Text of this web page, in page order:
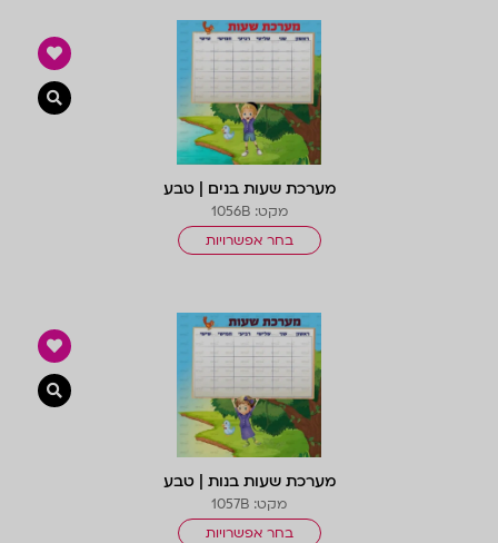
מערכת שעות בנים | טבע
מקט: 1056B
בחר אפשרויות
מערכת שעות בנות | טבע
מקט: 1057B
בחר אפשרויות